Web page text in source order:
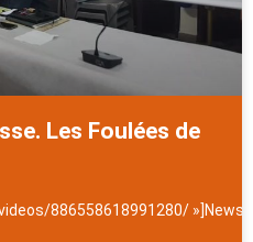
Les Foulées de
886558618991280/